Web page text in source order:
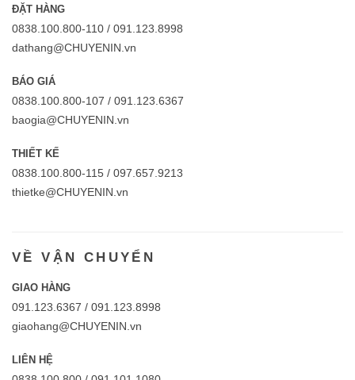
ĐẶT HÀNG
0838.100.800-110 / 091.123.8998
dathang@CHUYENIN.vn
BÁO GIÁ
0838.100.800-107 / 091.123.6367
baogia@CHUYENIN.vn
THIẾT KẾ
0838.100.800-115 / 097.657.9213
thietke@CHUYENIN.vn
VỀ VẬN CHUYỂN
GIAO HÀNG
091.123.6367 / 091.123.8998
giaohang@CHUYENIN.vn
LIÊN HỆ